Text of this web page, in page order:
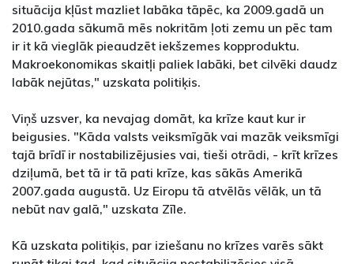
situācija kļūst mazliet labāka tāpēc, ka 2009.gadā un
2010.gada sākumā mēs nokritām ļoti zemu un pēc tam
ir it kā vieglāk pieaudzēt iekšzemes kopproduktu.
Makroekonomikas skaitļi paliek labāki, bet cilvēki daudz
labāk nejūtas," uzskata politiķis.
Viņš uzsver, ka nevajag domāt, ka krīze kaut kur ir
beigusies. "Kāda valsts veiksmīgāk vai mazāk veiksmīgi
tajā brīdī ir nostabilizējusies vai, tieši otrādi, - krīt krīzes
dziļumā, bet tā ir tā pati krīze, kas sākās Amerikā
2007.gada augustā. Uz Eiropu tā atvēlās vēlāk, un tā
nebūt nav galā," uzskata Zīle.
Kā uzskata politiķis, par iziešanu no krīzes varēs sākt